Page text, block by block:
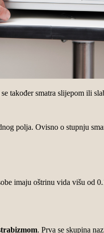
također smatra slijepom ili
polja. Ovisno o stupnju
imaju oštrinu vida višu od
. Prva se skupina